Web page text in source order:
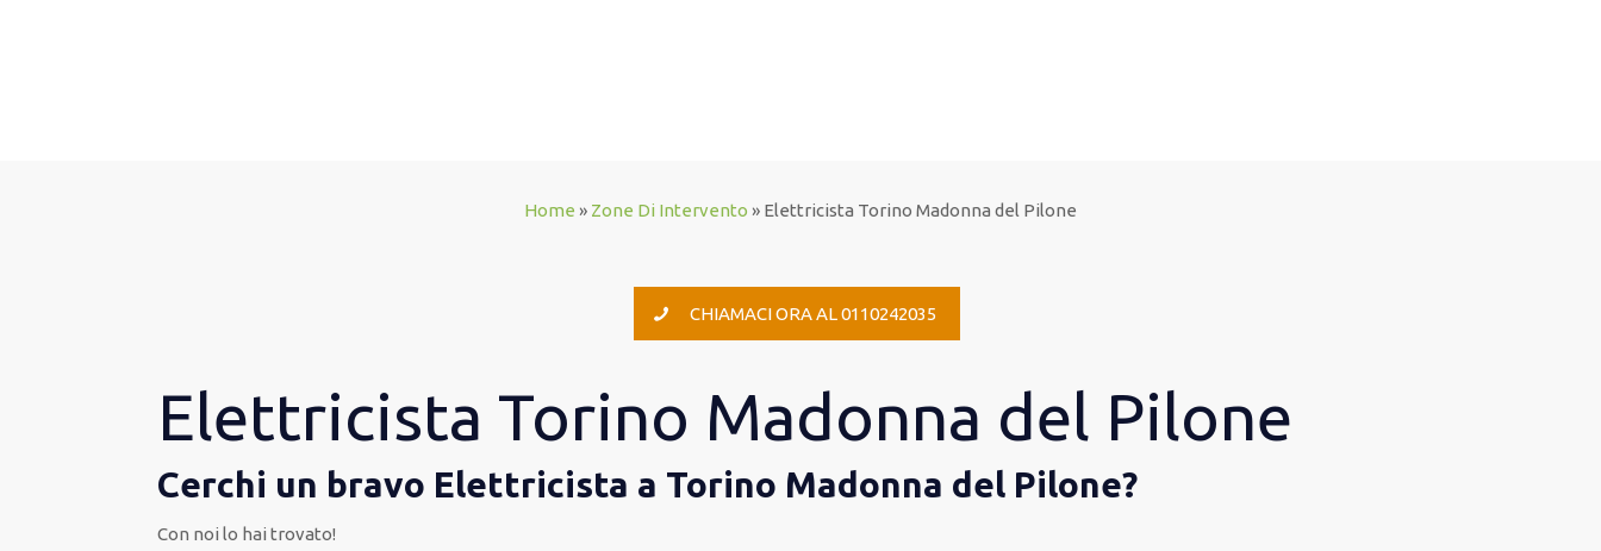
Home » Zone Di Intervento » Elettricista Torino Madonna del Pilone
CHIAMACI ORA AL 0110242035
Elettricista Torino Madonna del Pilone
Cerchi un bravo Elettricista a Torino Madonna del Pilone?
Con noi lo hai trovato!